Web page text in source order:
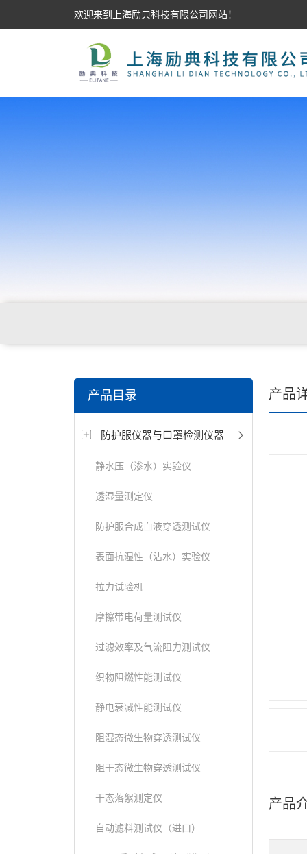
欢迎来到上海励典科技有限公司网站！
仪，角膜接触镜厚度测量仪，角膜接触镜折光仪，角
测试仪，人工晶状体疲劳试验仪等
产品目录
防护服仪器与口罩检测仪器
静水压（渗水）实验仪
透湿量测定仪
防护服合成血液穿透测试仪
表面抗湿性（沾水）实验仪
拉力试验机
摩擦带电荷量测试仪
过滤效率及气流阻力测试仪
织物阻燃性能测试仪
静电衰减性能测试仪
阻湿态微生物穿透测试仪
阻干态微生物穿透测试仪
干态落絮测定仪
自动滤料测试仪（进口）
产品
产品